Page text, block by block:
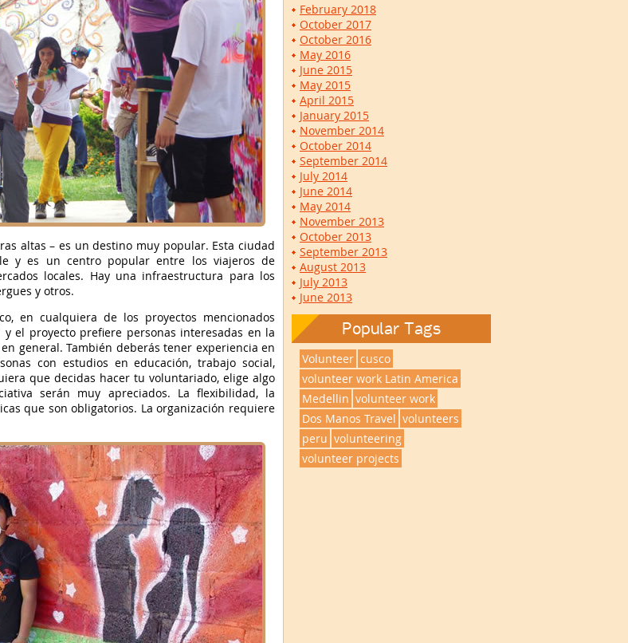
altas – es un destino muy popular. Esta ciudad
y es un centro popular entre los viajeros de
locales. Hay una infraestructura para los
y otros.
en cualquiera de los proyectos mencionados
el proyecto prefiere personas interesadas en la
general. También deberás tener experiencia en
con estudios en educación, trabajo social,
que decidas hacer tu voluntariado, elige algo
serán muy apreciados. La flexibilidad, la
que son obligatorios. La organización requiere
February 2018
October 2017
October 2016
May 2016
June 2015
May 2015
April 2015
January 2015
November 2014
October 2014
September 2014
July 2014
June 2014
May 2014
November 2013
October 2013
September 2013
August 2013
July 2013
June 2013
Popular Tags
Volunteer cusco
volunteer work Latin America
Medellin volunteer work
Dos Manos Travel volunteers
peru volunteering
volunteer projects